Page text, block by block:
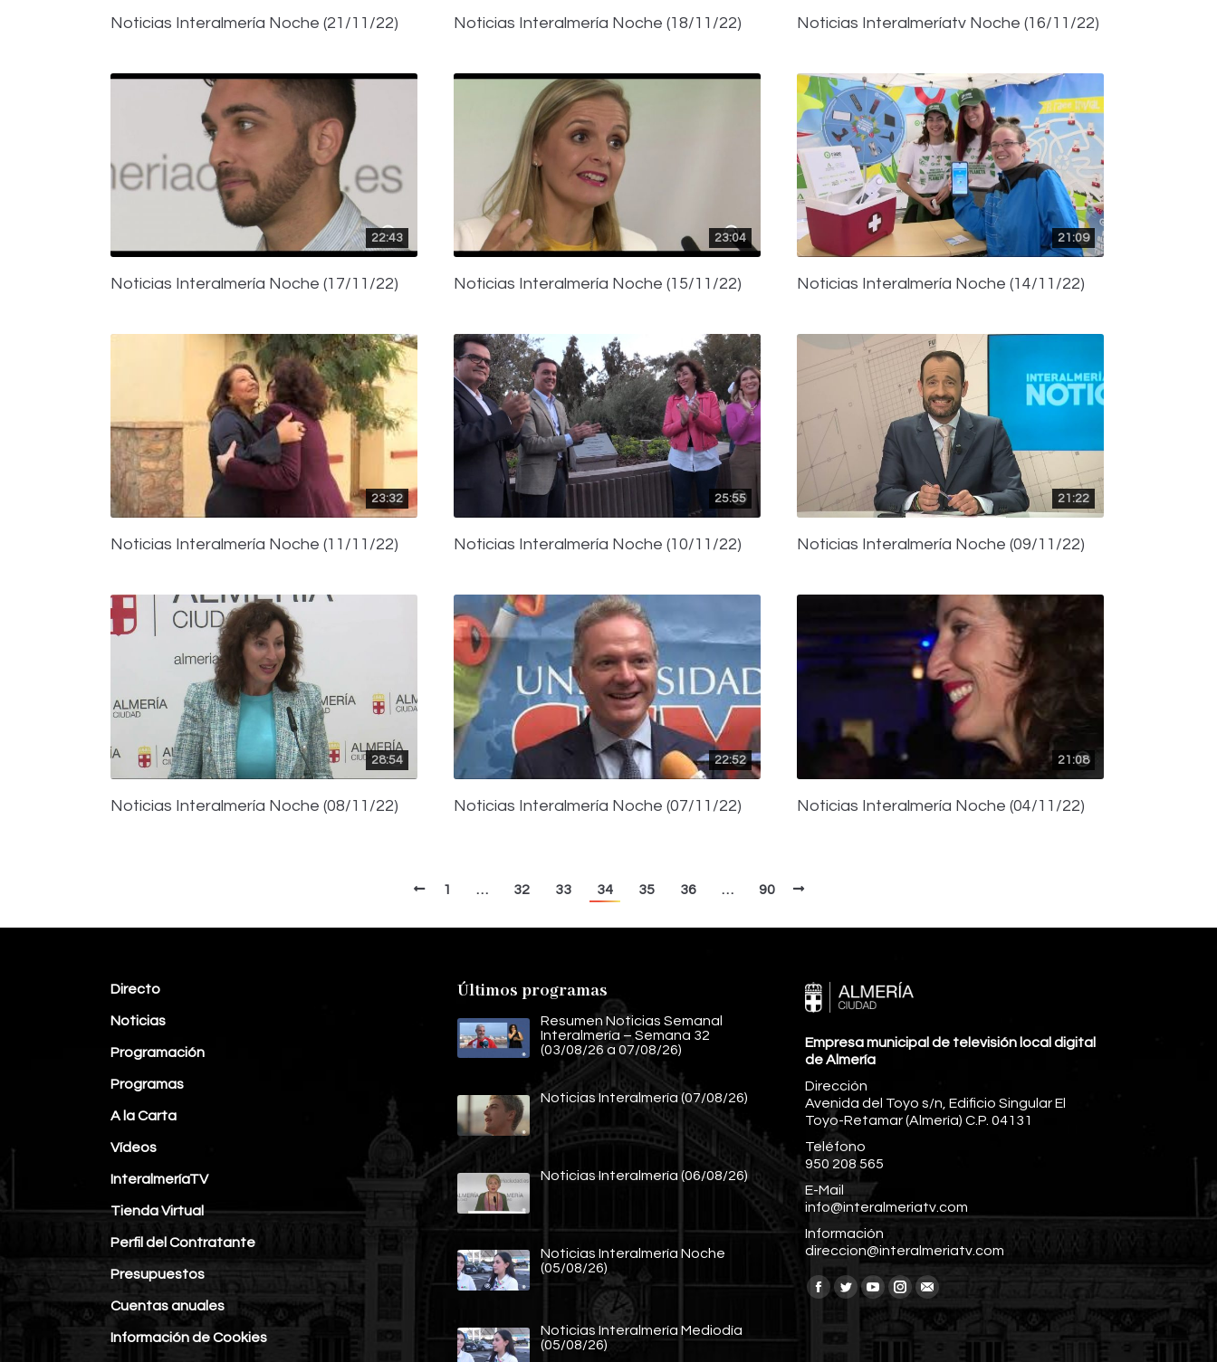
Noticias Interalmería Noche (21/11/22) Noticias Interalmería Noche (18/11/22) Noticias Interalmeríatv Noche (16/11/22)
22:43
Noticias Interalmería Noche (17/11/22)
23:04
Noticias Interalmería Noche (15/11/22)
21:09
Noticias Interalmería Noche (14/11/22)
23:32
Noticias Interalmería Noche (11/11/22)
25:55
Noticias Interalmería Noche (10/11/22)
21:22
Noticias Interalmería Noche (09/11/22)
28:54
Noticias Interalmería Noche (08/11/22)
22:52
Noticias Interalmería Noche (07/11/22)
21:08
Noticias Interalmería Noche (04/11/22)
1 … 32 33 34 35 36 … 90
Directo
Noticias
Programación
Programas
A la Carta
Vídeos
InteralmeríaTV
Tienda Virtual
Perfil del Contratante
Presupuestos
Cuentas anuales
Información de Cookies
Últimos programas
Resumen Noticias Semanal
Interalmería – Semana 32
(03/08/26 a 07/08/26)
Noticias Interalmería (07/08/26)
Noticias Interalmería (06/08/26)
Noticias Interalmería Noche
(05/08/26)
Noticias Interalmería Mediodía
(05/08/26)
Empresa municipal de televisión local digital
de Almería
Dirección
Avenida del Toyo s/n, Edificio Singular El
Toyo-Retamar (Almería) C.P. 04131
Teléfono
950 208 565
E-Mail
info@interalmeriatv.com
Información
direccion@interalmeriatv.com
Encuéntranos en:
Facebook
TwitterYouTube
Instagram
Mail